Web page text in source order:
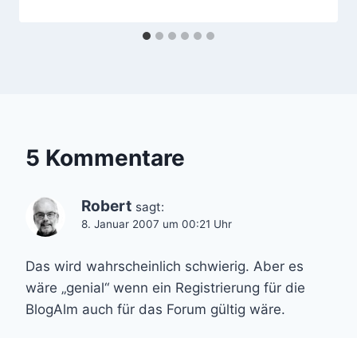
5 Kommentare
Robert sagt:
8. Januar 2007 um 00:21 Uhr
Das wird wahrscheinlich schwierig. Aber es
wäre „genial“ wenn ein Registrierung für die
BlogAlm auch für das Forum gültig wäre.